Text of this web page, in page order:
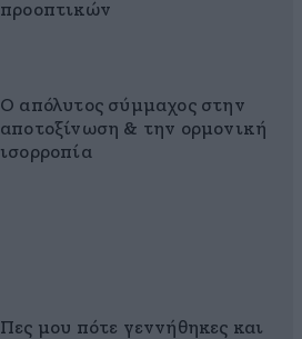
προοπτικών
Ο απόλυτος σύμμαχος στην
αποτοξίνωση & την ορμονική
ισορροπία
Πες μου πότε γεννήθηκες και